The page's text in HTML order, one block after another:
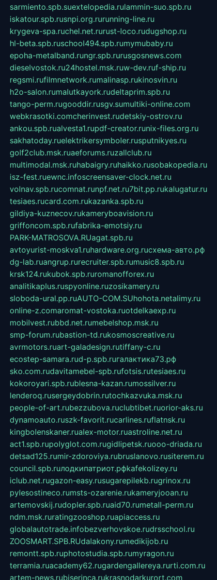
sarmiento.spb.suextelopedia.rulammin-suo.spb.ru
iskatour.spb.rusnpi.org.rurunning-line.ru
krygeva-spa.ruchel.net.rurust-loco.rudugshop.ru
hl-beta.spb.ruschool494.spb.rumymubaby.ru
epoha-metalband.rungr.spb.rurusgosnews.com
dieselvostok.ru24hostel.msk.ruw-dev.ruf-ship.ru
regsmi.rufilmnetwork.rumalinasp.rukinosvin.ru
h2o-salon.rumalutkayork.rudeltaprim.spb.ru
tango-perm.rugooddir.rusgv.sumultiki-online.com
webkrasotki.comcherinvest.rudetskiy-ostrov.ru
ankou.spb.rualvesta1.rupdf-creator.runix-files.org.ru
sakhatoday.ruelektrikersymboler.rusputnikyes.ru
golf2club.msk.ruaeforums.ruzallclub.ru
multimodal.msk.ruhabaigry.ruhaikko.rusobakopedia.ru
isz-fest.ruewnc.infoscreensaver-clock.net.ru
volnav.spb.rucomnat.runpf.net.ru7bit.pp.rukalugatur.ru
tesiaes.rucard.com.rukazanka.spb.ru
gildiya-kuznecov.rukameryboavision.ru
griffoncom.spb.rufabrika-emotsiy.ru
PARK-MATROSOVA.RUagat.spb.ru
avtoyurist-moskva1.ruhardware.org.ruсхема-авто.рф
dg-lab.ruangrup.rurecruiter.spb.rumusic8.spb.ru
krsk124.rukubok.spb.ruromanofforex.ru
analitikaplus.ruspyonline.ruzosikamery.ru
sloboda-ural.pp.ruAUTO-COM.SUhohota.netalimy.ru
online-z.comaromat-vostoka.ruotdelkaexp.ru
mobilvest.rubbd.net.rumebelshop.msk.ru
smp-forum.rubastion-td.rukosmoscreative.ru
avrmotors.ruart-galadesign.rutiffany-c.ru
ecostep-samara.rud-p.spb.ruгалактика73.рф
sko.com.rudavitamebel-spb.rufotsis.rutesiaes.ru
kokoroyari.spb.rublesna-kazan.rumossilver.ru
lenderoq.rusergeydobrin.rutochkazvuka.msk.ru
people-of-art.rubezzubova.ruclubtibet.ruorior-aks.ru
dynamoauto.ruszk-favorit.rucarlines.ruflatnsk.ru
kingbolenskaner.rualex-motor.ruastroline.net.ru
act1.spb.rupolyglot.com.rugidlipetsk.ruooo-driada.ru
detsad125.rumir-zdoroviya.rubruslanovo.rusiterem.ru
council.spb.ruлодкипатриот.рфkafekolizey.ru
iclub.net.rugazon-easy.rusugarepilekb.rugrinox.ru
pylesostineco.rumsts-ozarenie.rukameryjooan.ru
artemovskij.rudopler.spb.ruaid70.rumetall-perm.ru
ndm.msk.ruratingzooshop.ruapiaccess.ru
globalautotrade.infobezverhovskoe.rudrsschool.ru
ZOOSMART.SPB.RUdalakony.rumedikijob.ru
remontt.spb.ruphotostudia.spb.rumyragon.ru
terramia.ruacademy62.rugardengallereya.rurti.com.ru
artem-news.rubiserinca.rukrasnodarkurort.com